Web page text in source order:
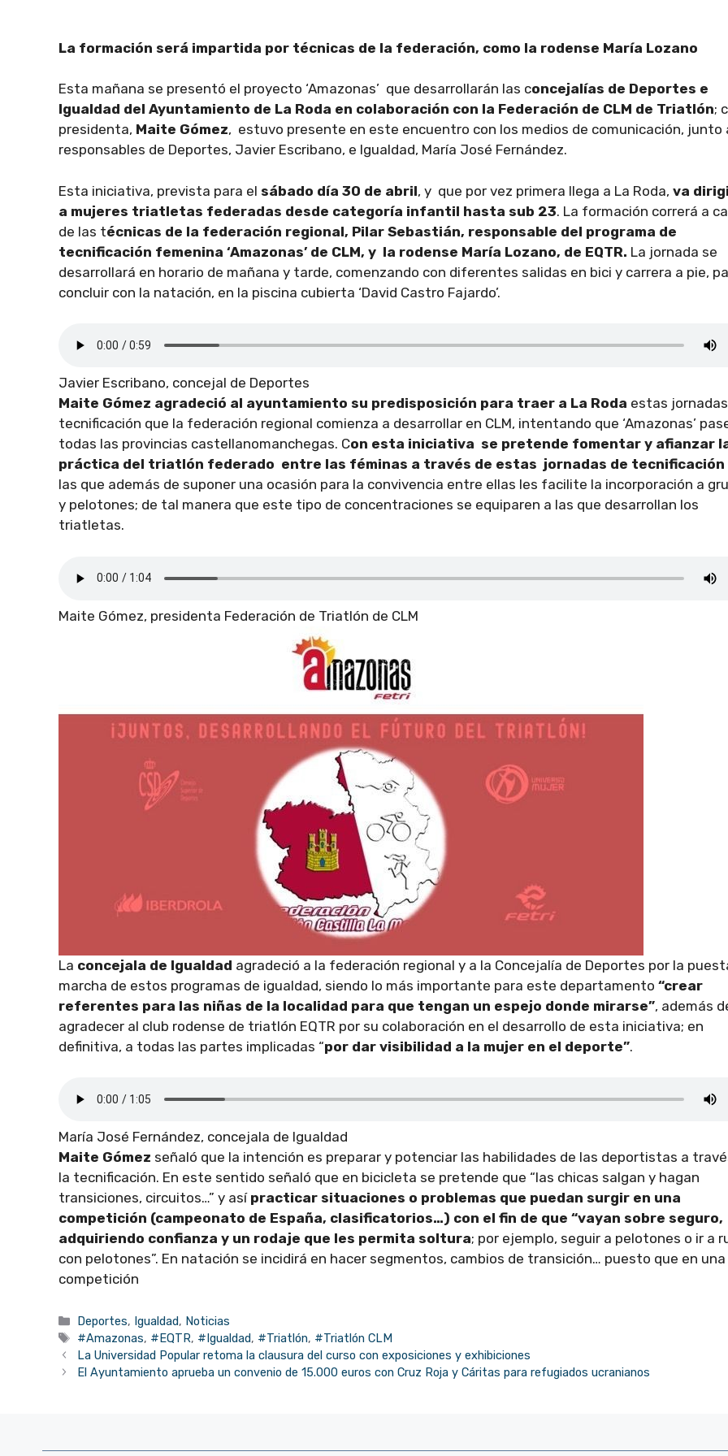
La formación será impartida por técnicas de la federación, como la rodense María Lozano
Esta mañana se presentó el proyecto ‘Amazonas’ que desarrollarán las concejalías de Deportes e
Igualdad del Ayuntamiento de La Roda en colaboración con la Federación de CLM de Triatlón;
presidenta, Maite Gómez, estuvo presente en este encuentro con los medios de comunicación, junto
responsables de Deportes, Javier Escribano, e Igualdad, María José Fernández.
Esta iniciativa, prevista para el sábado día 30 de abril, y que por vez primera llega a La Roda, va
a mujeres triatletas federadas desde categoría infantil hasta sub 23. La formación correrá a
de las técnicas de la federación regional, Pilar Sebastián, responsable del programa de
tecnificación femenina ‘Amazonas’ de CLM, y la rodense María Lozano, de EQTR. La jornada se
desarrollará en horario de mañana y tarde, comenzando con diferentes salidas en bici y carrera a pie,
concluir con la natación, en la piscina cubierta ‘David Castro Fajardo’.
Javier Escribano, concejal de Deportes
Maite Gómez agradeció al ayuntamiento su predisposición para traer a La Roda estas
tecnificación que la federación regional comienza a desarrollar en CLM, intentando que ‘Amazonas’
todas las provincias castellanomanchegas. Con esta iniciativa se pretende fomentar y afianzar
práctica del triatlón federado entre las féminas a través de estas jornadas de tecnificación
las que además de suponer una ocasión para la convivencia entre ellas les facilite la incorporación a
y pelotones; de tal manera que este tipo de concentraciones se equiparen a las que desarrollan los
triatletas.
Maite Gómez, presidenta Federación de Triatlón de CLM
La concejala de Igualdad agradeció a la federación regional y a la Concejalía de Deportes por la
marcha de estos programas de igualdad, siendo lo más importante para este departamento “crear
referentes para las niñas de la localidad para que tengan un espejo donde mirarse”, además
agradecer al club rodense de triatlón EQTR por su colaboración en el desarrollo de esta iniciativa; en
definitiva, a todas las partes implicadas “por dar visibilidad a la mujer en el deporte”.
María José Fernández, concejala de Igualdad
Maite Gómez señaló que la intención es preparar y potenciar las habilidades de las deportistas a
la tecnificación. En este sentido señaló que en bicicleta se pretende que “las chicas salgan y hagan
transiciones, circuitos…” y así practicar situaciones o problemas que puedan surgir en una
competición (campeonato de España, clasificatorios…) con el fin de que “vayan sobre seguro,
adquiriendo confianza y un rodaje que les permita soltura; por ejemplo, seguir a pelotones o ir a
con pelotones”. En natación se incidirá en hacer segmentos, cambios de transición… puesto que en una
competición
Categorías
Deportes, Igualdad, Noticias
Etiquetas
#Amazonas, #EQTR, #Igualdad, #Triatlón, #Triatlón CLM
La Universidad Popular retoma la clausura del curso con exposiciones y exhibiciones
El Ayuntamiento aprueba un convenio de 15.000 euros con Cruz Roja y Cáritas para refugiados ucranianos